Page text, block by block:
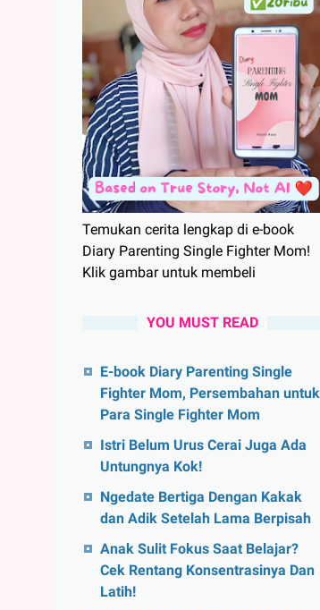
Temukan cerita lengkap di e-book
Diary Parenting Single Fighter Mom!
Klik gambar untuk membeli
YOU MUST READ
E-book Diary Parenting Single
Fighter Mom, Persembahan untuk
Para Single Fighter Mom
Istri Belum Urus Cerai Juga Ada
Untungnya Kok!
Ngedate Bertiga Dengan Kakak
dan Adik Setelah Lama Berpisah
Anak Sulit Fokus Saat Belajar?
Cek Rentang Konsentrasinya Dan
Latih!